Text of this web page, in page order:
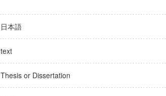
日本語
text
Thesis or Dissertation